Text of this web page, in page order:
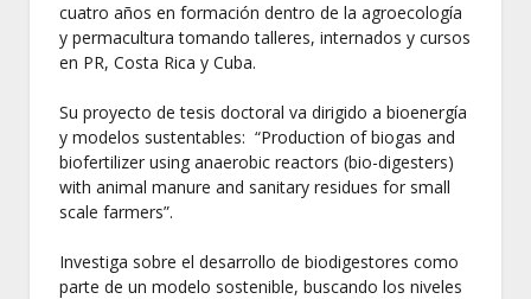
cuatro años en formación dentro de la agroecología
y permacultura tomando talleres, internados y cursos
en PR, Costa Rica y Cuba.
Su proyecto de tesis doctoral va dirigido a bioenergía
y modelos sustentables: “Production of biogas and
biofertilizer using anaerobic reactors (bio-digesters)
with animal manure and sanitary residues for small
scale farmers”.
Investiga sobre el desarrollo de biodigestores como
parte de un modelo sostenible, buscando los niveles